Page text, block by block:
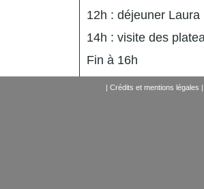
12h : déjeuner Laura
14h : visite des
Fin à 16h
| Crédits et mentions légales